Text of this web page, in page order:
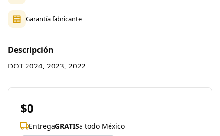
Garantía fabricante
Descripción
DOT 2024, 2023, 2022
$0
EntregaGRATISa todo México